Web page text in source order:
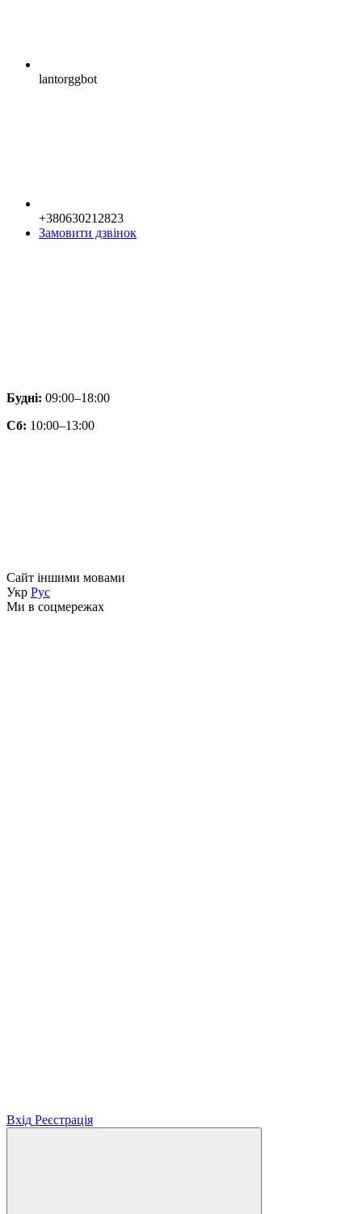
lantorggbot
+380630212823
Замовити дзвінок
Будні: 09:00–18:00
Сб: 10:00–13:00
Сайт іншими мовами
Укр Рус
Ми в соцмережах
Вхід Реєстрація